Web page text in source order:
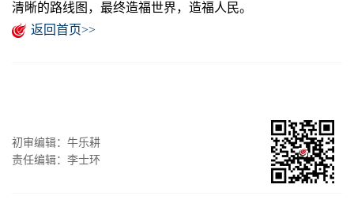
清晰的路线图，最终造福世界，造福人民。
返回首页>>
初审编辑：牛乐耕
责任编辑：李士环